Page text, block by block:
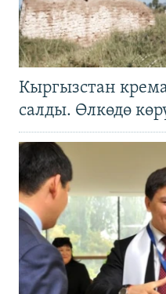
Кыргызстан
салды. Өлкөдө